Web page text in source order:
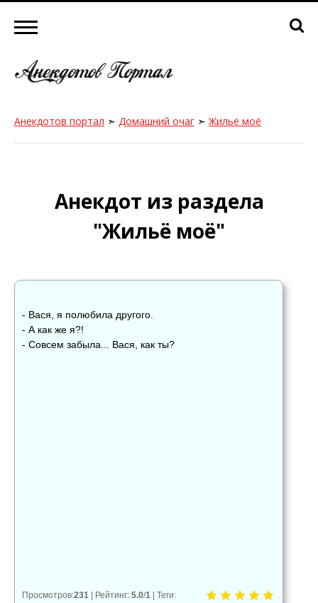
Анекдотов портал ➣ Домашний очаг ➣Жильё моё
Анекдот из раздела
"Жильё моё"
- Вася, я полюбила другого.
- А как же я?!
- Совсем забыла... Вася, как ты?
Просмотров:231 | Рейтинг: 5.0/1 | Теги: